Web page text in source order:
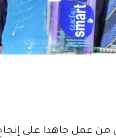
من عمل جاهدا على